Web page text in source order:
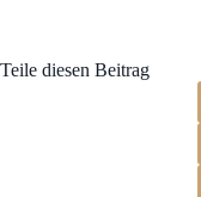
Teile diesen Beitrag